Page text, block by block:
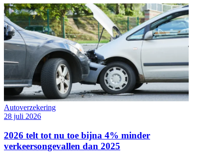
Autoverzekering
28 juli 2026
2026 telt tot nu toe bijna 4% minder
verkeersongevallen dan 2025